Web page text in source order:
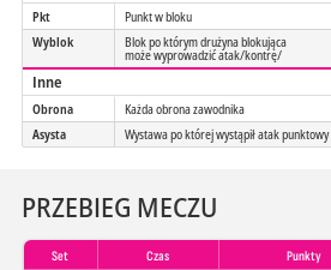
Pkt Punkt w bloku
Wyblok
Blok po którym drużyna blokująca
może wyprowadzić atak/kontrę/
Inne
Obrona
Każda obrona zawodnika
Asysta
Wystawa po której wystąpił atak punktowy
PRZEBIEG MECZU
Set Czas Punkty